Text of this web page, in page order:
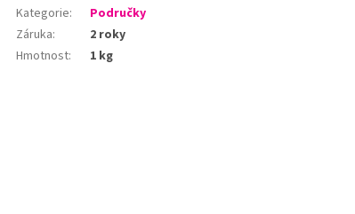
Kategorie:
Područky
Záruka:
2 roky
Hmotnost: 1 kg